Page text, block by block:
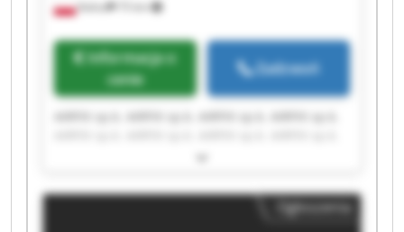
Kalisz 75 km
Informacja o
cenie
Zadzwoń
AIRFIX sp.k. AIRFIX sp.k. AIRFIX sp.k. AIRFIX sp.k.
AIRFIX sp.k. AIRFIX sp.k. AIRFIX sp.k. AIRFIX sp.k.
Ogłoszenia